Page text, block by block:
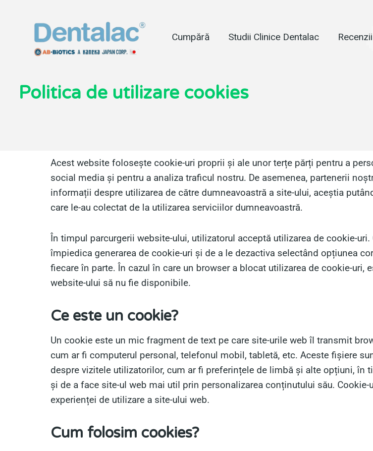
Cumpără Studii Clinice Dentalac
Politica de utilizare cookies
Acest website folosește cookie-uri proprii și ale unor terțe părți pentru a
social media și pentru a analiza traficul nostru. De asemenea, partenerii
informații despre utilizarea de către dumneavoastră a site-ului, aceștia
care le-au colectat de la utilizarea serviciilor dumneavoastră.
În timpul parcurgerii website-ului, utilizatorul acceptă utilizarea de cookie-
împiedica generarea de cookie-uri și de a le dezactiva selectând opțiunea
fiecare în parte. În cazul în care un browser a blocat utilizarea de cookie-
website-ului să nu fie disponibile.
Ce este un cookie?
Un cookie este un mic fragment de text pe care site-urile web îl transmit
cum ar fi computerul personal, telefonul mobil, tabletă, etc. Aceste fișiere
despre vizitele utilizatorilor, cum ar fi preferințele de limbă și alte opțiuni, în
și de a face site-ul web mai util prin personalizarea conținutului său.
experienței de utilizare a site-ului web.
Cum folosim cookies?